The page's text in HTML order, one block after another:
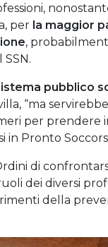
per la maggior
,
pubblico
“ma
per prendere
in Pronto
di
dei diversi
della